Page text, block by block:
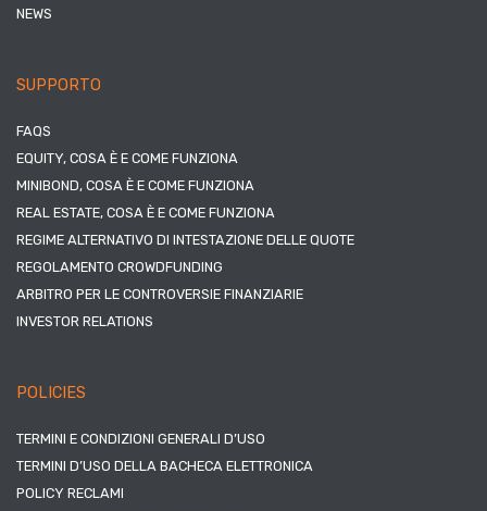
NEWS
SUPPORTO
FAQS
EQUITY, COSA È E COME FUNZIONA
MINIBOND, COSA È E COME FUNZIONA
REAL ESTATE, COSA È E COME FUNZIONA
REGIME ALTERNATIVO DI INTESTAZIONE DELLE QUOTE
REGOLAMENTO CROWDFUNDING
ARBITRO PER LE CONTROVERSIE FINANZIARIE
INVESTOR RELATIONS
POLICIES
TERMINI E CONDIZIONI GENERALI D’USO
TERMINI D’USO DELLA BACHECA ELETTRONICA
POLICY RECLAMI